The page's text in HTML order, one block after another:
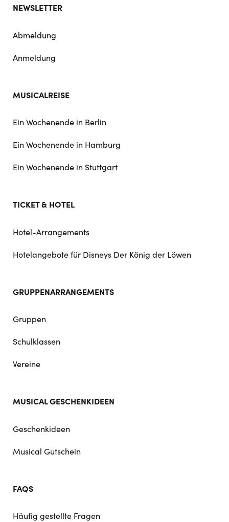
NEWSLETTER
Abmeldung
Anmeldung
MUSICALREISE
Ein Wochenende in Berlin
Ein Wochenende in Hamburg
Ein Wochenende in Stuttgart
TICKET & HOTEL
Hotel-Arrangements
Hotelangebote für Disneys Der König der Löwen
GRUPPENARRANGEMENTS
Gruppen
Schulklassen
Vereine
MUSICAL GESCHENKIDEEN
Geschenkideen
Musical Gutschein
FAQS
Häufig gestellte Fragen